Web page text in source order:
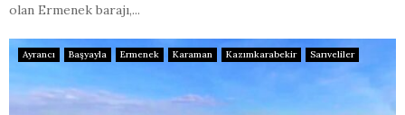
olan Ermenek barajı,...
Ayrancı Başyayla Ermenek Karaman Kazımkarabekir Sarıveliler